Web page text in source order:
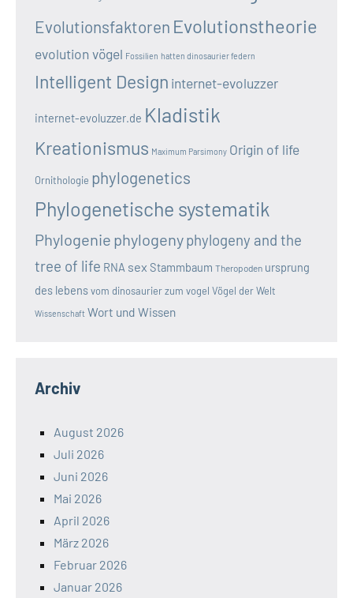
Evolutionsfaktoren Evolutionstheorie
evolution vögel Fossilien hatten dinosaurier federn
Intelligent Design internet-evoluzzer
internet-evoluzzer.de Kladistik
Kreationismus Maximum Parsimony Origin of life
Ornithologie phylogenetics
Phylogenetische systematik
Phylogenie phylogenyphylogeny and the
tree of life RNA sex Stammbaum Theropoden ursprung
des lebensvom dinosaurier zum vogel Vögel der Welt
Wissenschaft Wort und Wissen
Archiv
August 2026
Juli 2026
Juni 2026
Mai 2026
April 2026
März 2026
Februar 2026
Januar 2026